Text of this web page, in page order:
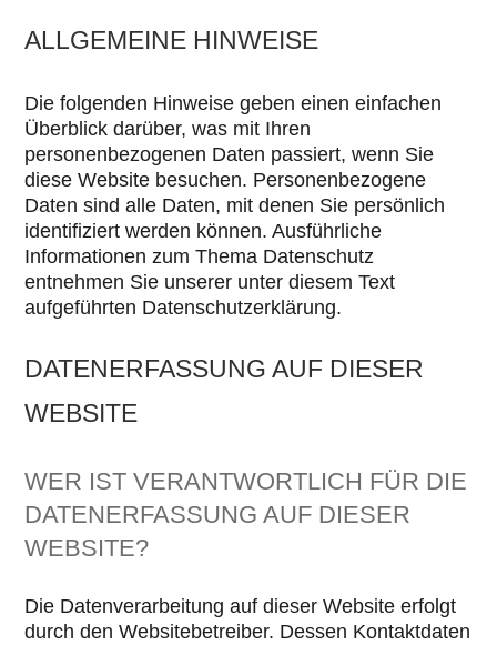
ALLGEMEINE HINWEISE
Die folgenden Hinweise geben einen einfachen
Überblick darüber, was mit Ihren
personenbezogenen Daten passiert, wenn Sie
diese Website besuchen. Personenbezogene
Daten sind alle Daten, mit denen Sie persönlich
identifiziert werden können. Ausführliche
Informationen zum Thema Datenschutz
entnehmen Sie unserer unter diesem Text
aufgeführten Datenschutzerklärung.
DATENERFASSUNG AUF DIESER
WEBSITE
WER IST VERANTWORTLICH FÜR DIE
DATENERFASSUNG AUF DIESER
WEBSITE?
Die Datenverarbeitung auf dieser Website erfolgt
durch den Websitebetreiber. Dessen Kontaktdaten